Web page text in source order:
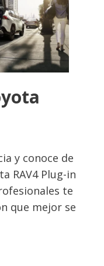
y conoce de
RAV4 Plug-in
te
que mejor se